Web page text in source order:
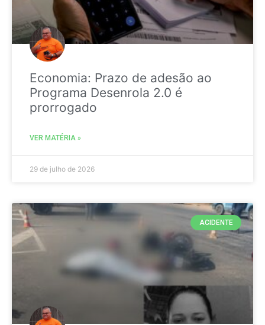
Economia: Prazo de adesão ao
Programa Desenrola 2.0 é
prorrogado
VER MATÉRIA »
29 de julho de 2026
ACIDENTE